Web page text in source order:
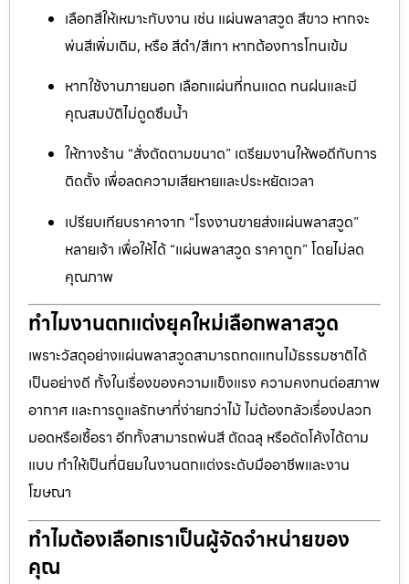
เลือกสีให้เหมาะกับงาน เช่น แผ่นพลาสวูด สีขาว หากจะ
พ่นสีเพิ่มเติม, หรือ สีดำ/สีเทา หากต้องการโทนเข้ม
หากใช้งานภายนอก เลือกแผ่นที่ทนแดด ทนฝนและมี
คุณสมบัติไม่ดูดซึมน้ำ
ให้ทางร้าน “สั่งตัดตามขนาด” เตรียมงานให้พอดีกับการ
ติดตั้ง เพื่อลดความเสียหายและประหยัดเวลา
เปรียบเทียบราคาจาก “โรงงานขายส่งแผ่นพลาสวูด”
หลายเจ้า เพื่อให้ได้ “แผ่นพลาสวูด ราคาถูก” โดยไม่ลด
คุณภาพ
ทำไมงานตกแต่งยุคใหม่เลือกพลาสวูด
เพราะวัสดุอย่างแผ่นพลาสวูดสามารถทดแทนไม้ธรรมชาติได้
เป็นอย่างดี ทั้งในเรื่องของความแข็งแรง ความคงทนต่อสภาพ
อากาศ และการดูแลรักษาที่ง่ายกว่าไม้ ไม่ต้องกลัวเรื่องปลวก
มอดหรือเชื้อรา อีกทั้งสามารถพ่นสี ตัดฉลุ หรือดัดโค้งได้ตาม
แบบ ทำให้เป็นที่นิยมในงานตกแต่งระดับมืออาชีพและงาน
โฆษณา
ทำไมต้องเลือกเราเป็นผู้จัดจำหน่ายของ
คุณ